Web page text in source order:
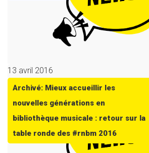
13 avril 2016
Archivé: Mieux accueillir les
nouvelles générations en
bibliothèque musicale : retour sur la
table ronde des #rnbm 2016